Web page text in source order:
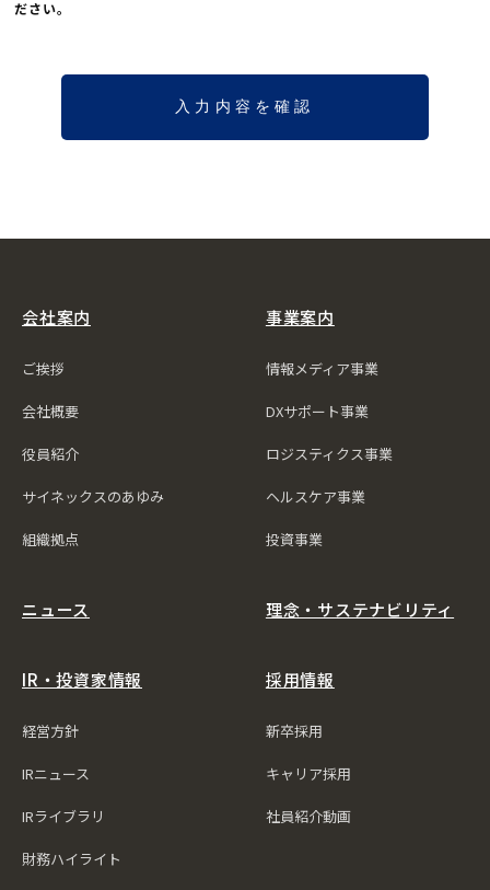
ださい。
会社案内
ご挨拶
会社概要
役員紹介
サイネックスのあゆみ
組織拠点
事業案内
情報メディア事業
DXサポート事業
ロジスティクス事業
ヘルスケア事業
投資事業
ニュース
IR・投資家情報
経営方針
IRニュース
IRライブラリ
財務ハイライト
理念・サステナビリティ
採用情報
新卒採用
キャリア採用
社員紹介動画